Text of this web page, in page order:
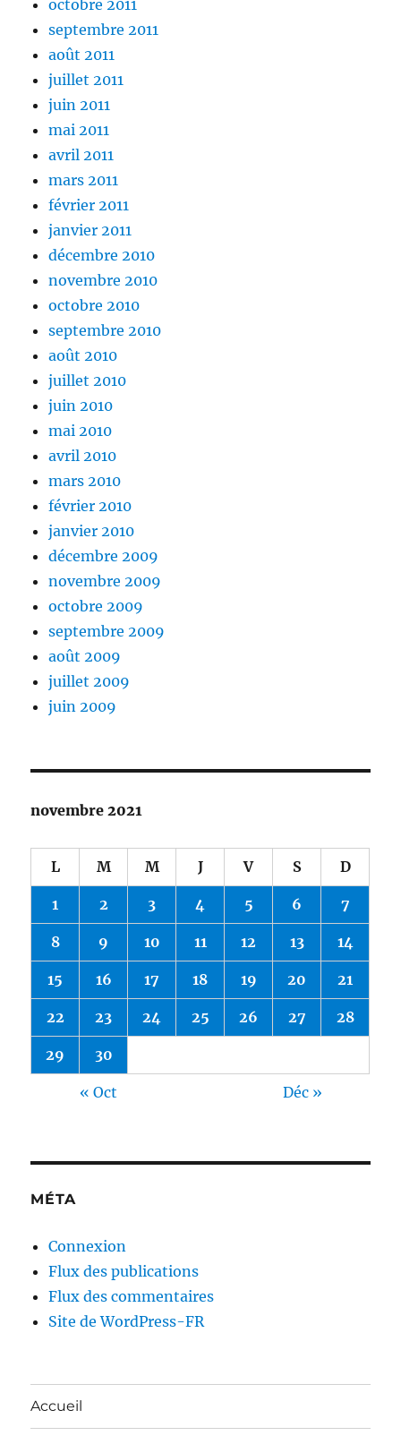
octobre 2011
septembre 2011
août 2011
juillet 2011
juin 2011
mai 2011
avril 2011
mars 2011
février 2011
janvier 2011
décembre 2010
novembre 2010
octobre 2010
septembre 2010
août 2010
juillet 2010
juin 2010
mai 2010
avril 2010
mars 2010
février 2010
janvier 2010
décembre 2009
novembre 2009
octobre 2009
septembre 2009
août 2009
juillet 2009
juin 2009
novembre 2021
L M M J V S D
1 2 3 4 5 6 7
8 9 10 11 12 13 14
15 16 17 18 19 20 21
22 23 24 25 26 27 28
29 30
« Oct Déc »
MÉTA
Connexion
Flux des publications
Flux des commentaires
Site de WordPress-FR
Accueil